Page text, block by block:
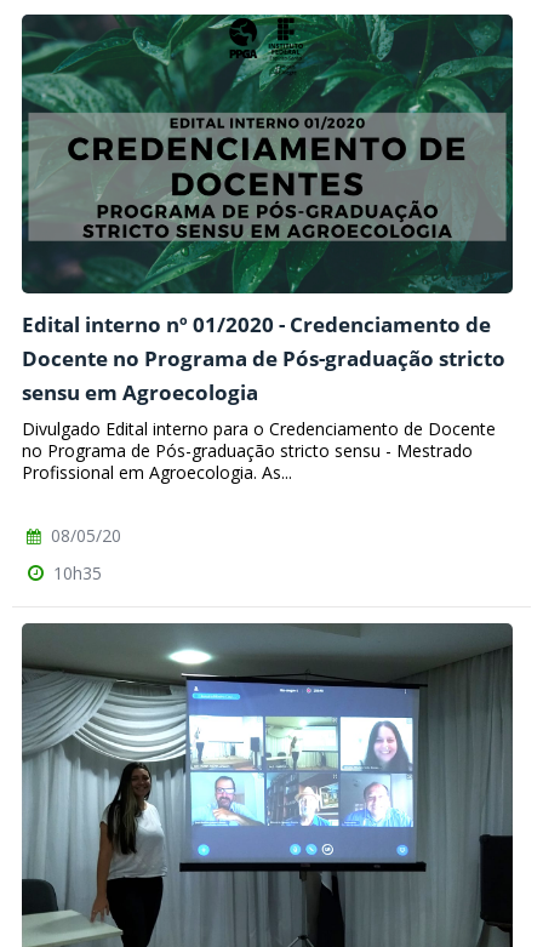
Edital interno nº 01/2020 - Credenciamento de
Docente no Programa de Pós-graduação stricto
sensu em Agroecologia
Divulgado Edital interno para o Credenciamento de Docente
no Programa de Pós-graduação stricto sensu - Mestrado
Profissional em Agroecologia. As...
08/05/20
10h35